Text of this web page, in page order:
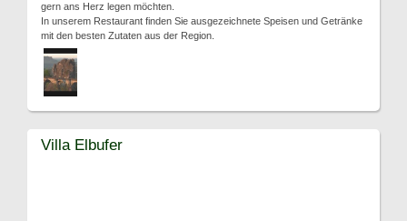
gern ans Herz legen möchten.
In unserem Restaurant finden Sie ausgezeichnete Speisen und Getränke
mit den besten Zutaten aus der Region.
Villa Elbufer